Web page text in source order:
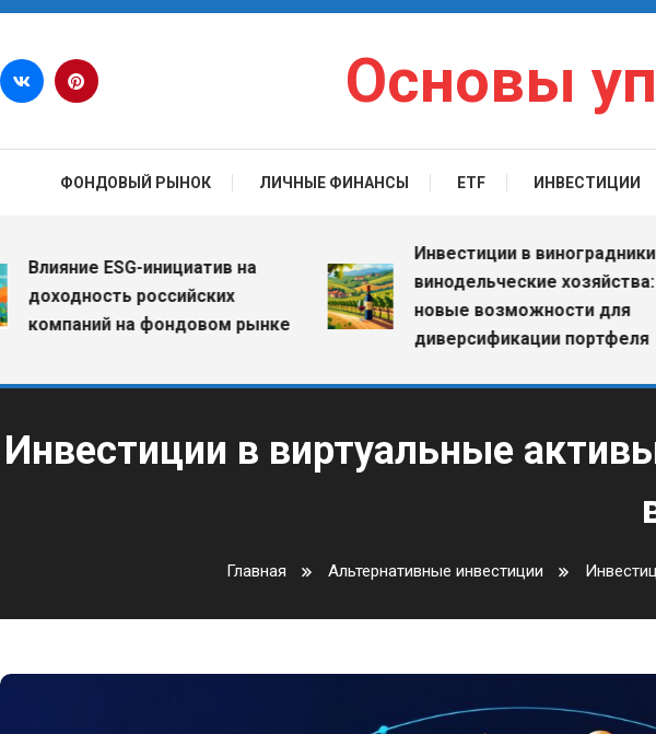
Перейти к содержимому
Основы
ФОНДОВЫЙ РЫНОК ЛИЧНЫЕ ФИНАНСЫ ETF ИНВЕСТИЦИИ
ESG-инициатив на
российских
на фондовом рынке
Инвестиции в виноградники и
винодельческие хозяйства:
новые возможности для
диверсификации портфеля
Инвестиции в виртуальные
Главная Альтернативные инвестиции